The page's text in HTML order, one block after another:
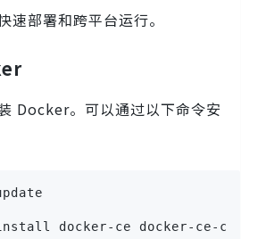
速部署和跨平台运行。
Docker。可以通过以下命令安
docker-ce docker-ce-cli